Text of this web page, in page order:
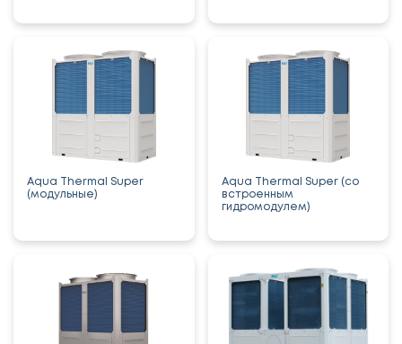
Aqua Thermal Super
(модульные)
Aqua Thermal Super (со
встроенным
гидромодулем)